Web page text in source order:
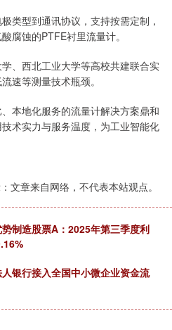
类型到通讯协议，支持按需定制，
腐蚀的PTFE衬里流量计。
、西北工业大学等高校共建联合实
速等测量技术瓶颈。
本地化服务的流量计解决方案鼎和
术实力与服务温度，为工业智能化
文章来自网络，不代表本站观点。
制造股票A：2025年第三季度利
银行接入全国中小微企业资金流